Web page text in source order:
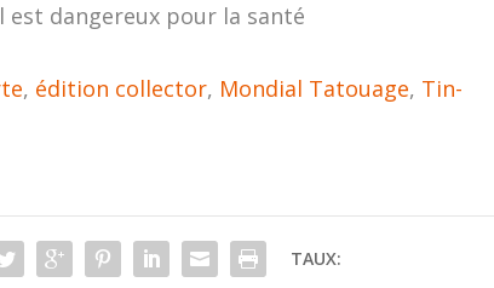
est dangereux pour la santé
, édition collector, Mondial Tatouage, Tin-
TAUX: